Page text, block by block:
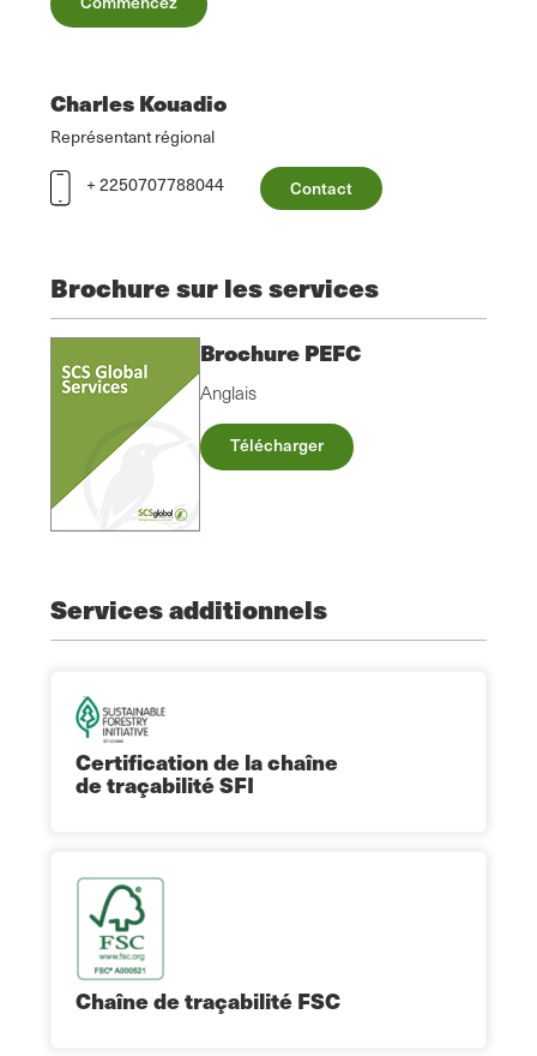
Charles Kouadio
Représentant régional
+ 2250707788044
Contact
Brochure sur les services
Brochure PEFC
Anglais
Télécharger
Services additionnels
Certification de la chaîne
de traçabilité SFI
Chaîne de traçabilité FSC